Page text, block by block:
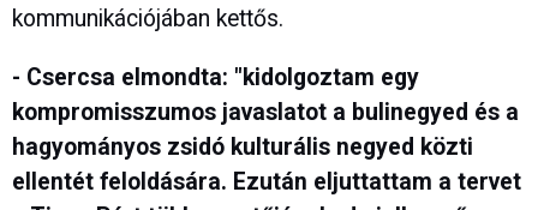
kommunikációjában kettős.
- Csercsa elmondta: "kidolgoztam egy
kompromisszumos javaslatot a bulinegyed és a
hagyományos zsidó kulturális negyed közti
ellentét feloldására. Ezután eljuttattam a tervet